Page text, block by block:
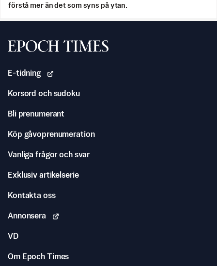
förstå mer än det som syns på ytan.
Svenska Epoch Times
E-tidning
Korsord och sudoku
Bli prenumerant
Köp gåvoprenumeration
Vanliga frågor och svar
Exklusiv artikelserie
Kontakta oss
Annonsera
VD
Om Epoch Times